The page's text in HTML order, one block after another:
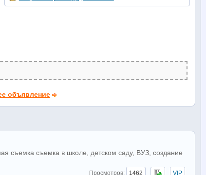
объявление
съемка съемка в школе, детском саду, ВУЗ, создание
Просмотров: 1462 VIP